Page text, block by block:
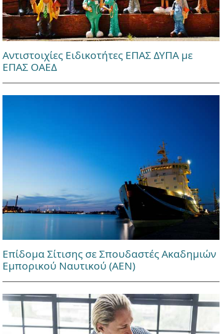
Αντιστοιχίες Ειδικοτήτες ΕΠΑΣ ΔΥΠΑ με
ΕΠΑΣ ΟΑΕΔ
Επίδομα Σίτισης σε Σπουδαστές Ακαδημιών
Εμπορικού Ναυτικού (ΑΕΝ)